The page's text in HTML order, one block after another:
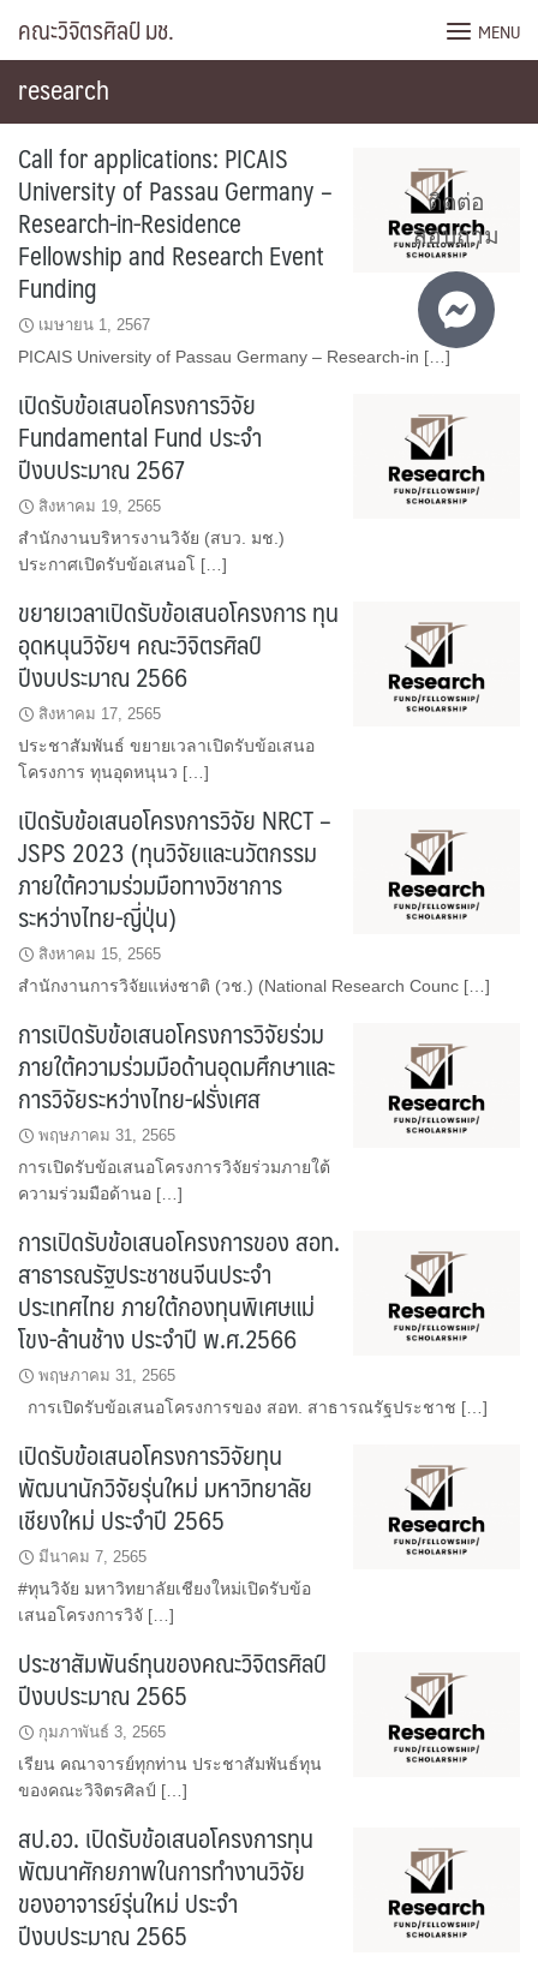
คณะวิจิตรศิลป์ มช. MENU
research
Call for applications: PICAIS
University of Passau Germany –
Research-in-Residence
Fellowship and Research Event
Funding
เมษายน 1, 2567
PICAIS University of Passau Germany – Research-in […]
เปิดรับข้อเสนอโครงการวิจัย
Fundamental Fund ประจำ
ปีงบประมาณ 2567
สิงหาคม 19, 2565
สำนักงานบริหารงานวิจัย (สบว. มช.)
ประกาศเปิดรับข้อเสนอโ […]
ขยายเวลาเปิดรับข้อเสนอโครงการ ทุน
อุดหนุนวิจัยฯ คณะวิจิตรศิลป์
ปีงบประมาณ 2566
สิงหาคม 17, 2565
ประชาสัมพันธ์ ขยายเวลาเปิดรับข้อเสนอ
โครงการ ทุนอุดหนุนว […]
เปิดรับข้อเสนอโครงการวิจัย NRCT –
JSPS 2023 (ทุนวิจัยและนวัตกรรม
ภายใต้ความร่วมมือทางวิชาการ
ระหว่างไทย-ญี่ปุ่น)
สิงหาคม 15, 2565
สำนักงานการวิจัยแห่งชาติ (วช.) (National Research Counc […]
การเปิดรับข้อเสนอโครงการวิจัยร่วม
ภายใต้ความร่วมมือด้านอุดมศึกษาและ
การวิจัยระหว่างไทย-ฝรั่งเศส
พฤษภาคม 31, 2565
การเปิดรับข้อเสนอโครงการวิจัยร่วมภายใต้
ความร่วมมือด้านอ […]
การเปิดรับข้อเสนอโครงการของ สอท.
สาธารณรัฐประชาชนจีนประจำ
ประเทศไทย ภายใต้กองทุนพิเศษแม่
โขง-ล้านช้าง ประจำปี พ.ศ.2566
พฤษภาคม 31, 2565
การเปิดรับข้อเสนอโครงการของ สอท. สาธารณรัฐประชาช […]
เปิดรับข้อเสนอโครงการวิจัยทุน
พัฒนานักวิจัยรุ่นใหม่ มหาวิทยาลัย
เชียงใหม่ ประจำปี 2565
มีนาคม 7, 2565
#ทุนวิจัย มหาวิทยาลัยเชียงใหม่เปิดรับข้อ
เสนอโครงการวิจั […]
ประชาสัมพันธ์ทุนของคณะวิจิตรศิลป์
ปีงบประมาณ 2565
กุมภาพันธ์ 3, 2565
เรียน คณาจารย์ทุกท่าน ประชาสัมพันธ์ทุน
ของคณะวิจิตรศิลป์ […]
สป.อว. เปิดรับข้อเสนอโครงการทุน
พัฒนาศักยภาพในการทำงานวิจัย
ของอาจารย์รุ่นใหม่ ประจำ
ปีงบประมาณ 2565
ติดต่อ
สอบถาม